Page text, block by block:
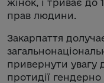
жінок, і триває
прав людини.
Закарпаття
привернути увагу
протидії